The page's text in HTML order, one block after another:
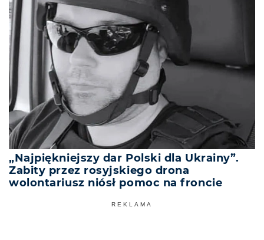
„Najpiękniejszy dar Polski dla Ukrainy”.
Zabity przez rosyjskiego drona
wolontariusz niósł pomoc na froncie
REKLAMA